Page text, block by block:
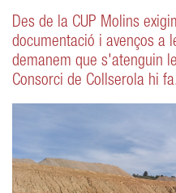
Des de la CUP Molins
documentació i avenços a
demanem que s'atenguin
Consorci de Collserola hi fa.